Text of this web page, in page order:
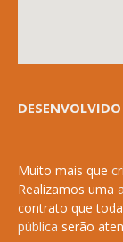
Muito mais que
Realizamos uma
contrato que
pública serão